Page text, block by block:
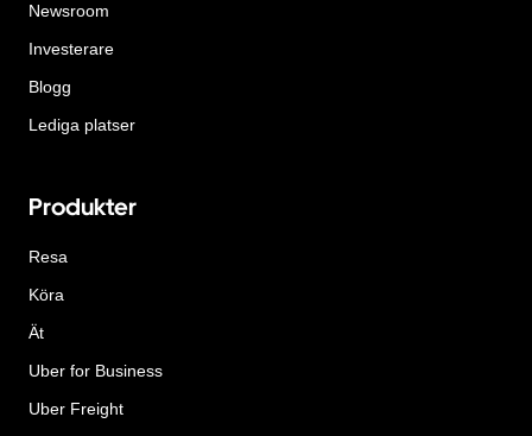
Newsroom
Investerare
Blogg
Lediga platser
Produkter
Resa
Köra
Ät
Uber for Business
Uber Freight